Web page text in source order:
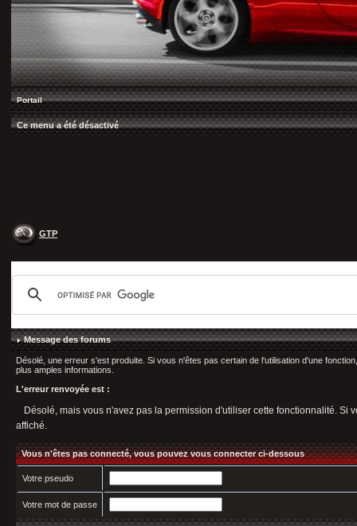
Portail
Ce menu a été désactivé
GTP
Message des forums
Désolé, une erreur s'est produite. Si vous n'êtes pas certain de l'utilisation d'une
plus amples informations.
L'erreur renvoyée est :
Désolé, mais vous n'avez pas la permission d'utiliser cette fonctionnalité.
affiché.
Vous n'êtes pas connecté, vous pouvez vous connecter ci-dessous
Votre pseudo
Votre mot de passe